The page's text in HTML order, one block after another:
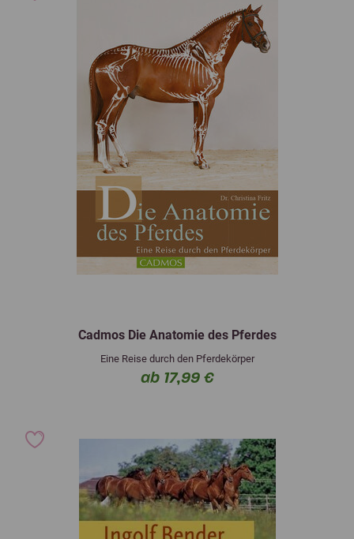
Cadmos Die Anatomie des Pferdes
Eine Reise durch den Pferdekörper
ab 17,99 €